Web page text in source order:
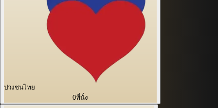
ปวงชนไทย
0ที่นั่ง